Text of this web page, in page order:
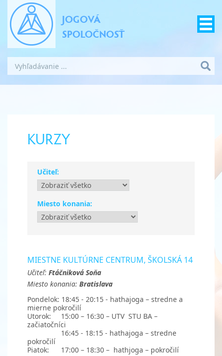
JOGOVÁ
SPOLOČNOSŤ
KURZY
Učiteľ:
Miesto konania:
MIESTNE KULTÚRNE CENTRUM, ŠKOLSKÁ 14
Učiteľ: Ftáčniková Soňa
Miesto konania: Bratislava
Pondelok: 18:45 - 20:15 - hathajoga – stredne a
mierne pokročilí
Utorok: 15:00 – 16:30 – UTV STU BA –
začiatočníci
16:45 - 18:15 - hathajoga – stredne
pokročilí
Piatok: 17:00 – 18:30 – hathjoga – pokročilí